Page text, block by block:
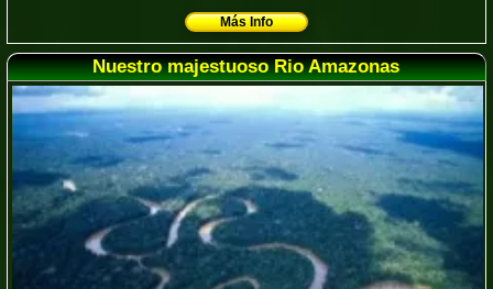
Más Info
Nuestro majestuoso Rio Amazonas